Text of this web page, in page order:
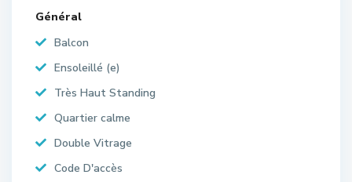
Général
Balcon
Ensoleillé (e)
Très Haut Standing
Quartier calme
Double Vitrage
Code D'accès